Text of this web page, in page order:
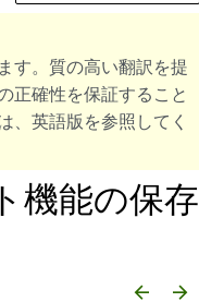
す。質の高い翻訳を提
正確性を保証すること
、英語版を参照してく
機能の保存
arrow_backward arrow_forward